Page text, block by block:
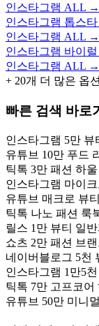
인스타그램 ALL
인스타그램 톱스
인스타그램 ALL
인스타그램 바이
인스타그램 ALL
+ 20개 더 많은 옵션
빠른 검색 바로
인스타그램 5만 뷰
유튜브 10만 푸드
틱톡 3만 패션 하울
인스타그램 마이
유튜브 매크로 뷰
틱톡 나노 패션 룩
릴스 1만 뷰티 일
쇼츠 2만 패션 브랜
네이버블로그 5천
인스타그램 1만5
틱톡 7만 고프코어
유튜브 50만 미니